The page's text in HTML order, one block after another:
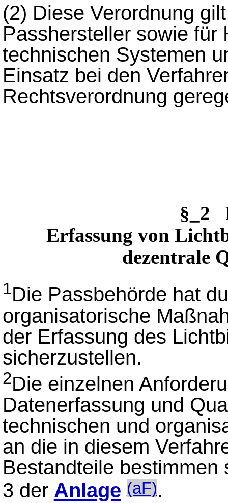
(2) Diese Verordnung
Passhersteller sowie für
technischen Systemen
Einsatz bei den
Rechtsverordnung
§_2
Erfassung von
dezentrale
1Die Passbehörde hat
organisatorische
der Erfassung des
sicherzustellen.
2Die einzelnen
Datenerfassung und
technischen und
an die in diesem
Bestandteile
3 der Anlage (aF).